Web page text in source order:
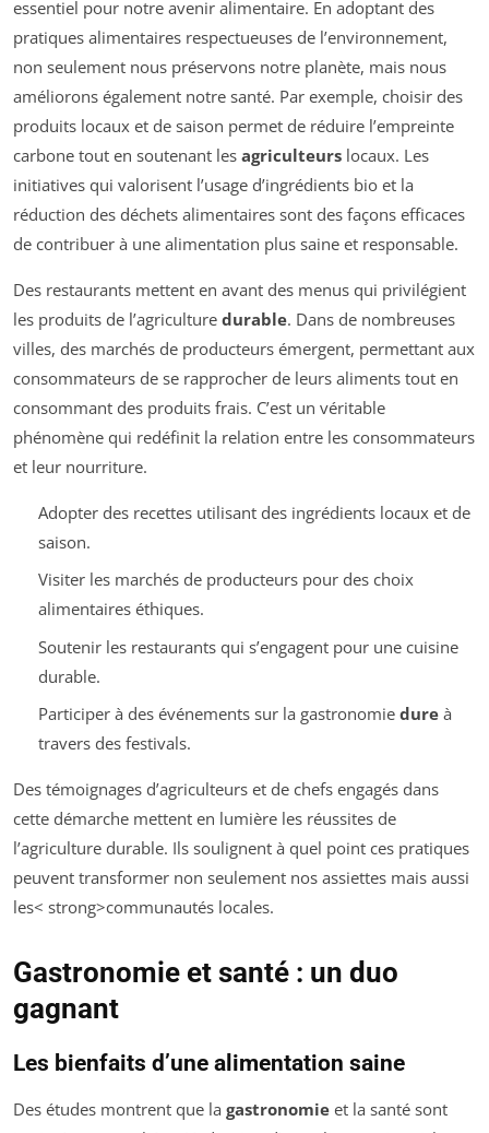
essentiel pour notre avenir alimentaire. En adoptant des
pratiques alimentaires respectueuses de l’environnement,
non seulement nous préservons notre planète, mais nous
améliorons également notre santé. Par exemple, choisir des
produits locaux et de saison permet de réduire l’empreinte
carbone tout en soutenant les agriculteurs locaux. Les
initiatives qui valorisent l’usage d’ingrédients bio et la
réduction des déchets alimentaires sont des façons efficaces
de contribuer à une alimentation plus saine et responsable.
Des restaurants mettent en avant des menus qui privilégient
les produits de l’agriculture durable. Dans de nombreuses
villes, des marchés de producteurs émergent, permettant aux
consommateurs de se rapprocher de leurs aliments tout en
consommant des produits frais. C’est un véritable
phénomène qui redéfinit la relation entre les consommateurs
et leur nourriture.
Adopter des recettes utilisant des ingrédients locaux et de
saison.
Visiter les marchés de producteurs pour des choix
alimentaires éthiques.
Soutenir les restaurants qui s’engagent pour une cuisine
durable.
Participer à des événements sur la gastronomie dureà
travers des festivals.
Des témoignages d’agriculteurs et de chefs engagés dans
cette démarche mettent en lumière les réussites de
l’agriculture durable. Ils soulignent à quel point ces pratiques
peuvent transformer non seulement nos assiettes mais aussi
les< strong>communautés locales.
Gastronomie et santé : un duo
gagnant
Les bienfaits d’une alimentation saine
Des études montrent que la gastronomie et la santé sont